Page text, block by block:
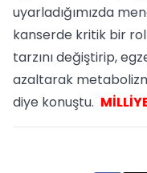
uyarladığımızda
kanserde kritik bir rol
tarzını değiştirip,
azaltarak
diye konuştu.